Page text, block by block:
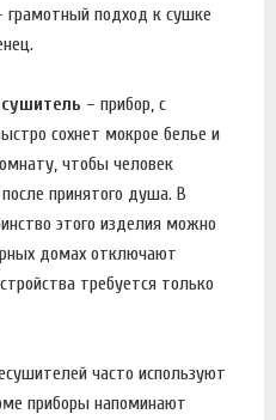
грамотный подход к сушке
– прибор, с
сохнет мокрое белье и
чтобы человек
принятого душа. В
этого изделия можно
домах отключают
требуется только
часто используют
приборы напоминают